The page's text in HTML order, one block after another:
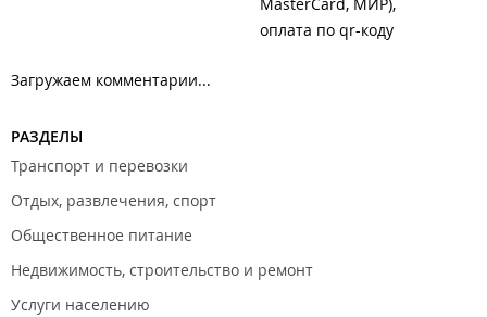
оплата по qr-коду
Загружаем комментарии...
РАЗДЕЛЫ
Транспорт и перевозки
Отдых, развлечения, спорт
Общественное питание
Недвижимость, строительство и ремонт
Услуги населению